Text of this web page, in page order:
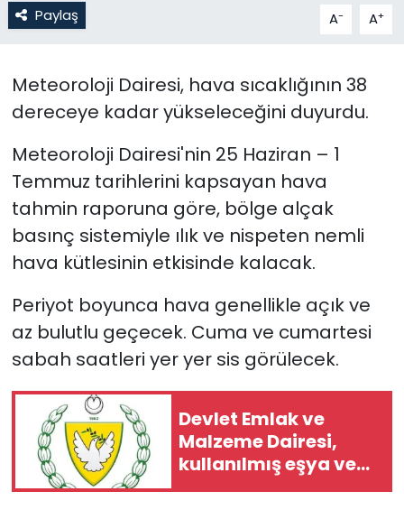
Paylaş A- A+
Meteoroloji Dairesi, hava sıcaklığının 38
dereceye kadar yükseleceğini duyurdu.
Meteoroloji Dairesi'nin 25 Haziran – 1
Temmuz tarihlerini kapsayan hava
tahmin raporuna göre, bölge alçak
basınç sistemiyle ılık ve nispeten nemli
hava kütlesinin etkisinde kalacak.
Periyot boyunca hava genellikle açık ve
az bulutlu geçecek. Cuma ve cumartesi
sabah saatleri yer yer sis görülecek.
Devlet Emlak ve
Malzeme Dairesi,
kullanılmış eşya ve
içkileri perakende
Moda
Nöbetçi Eczaneler
Otomobil Dünyası
Politika
SAĞLIK
Spor
Teknoloji
TÜRKiYE
Video Galeri
YAŞAM
Yazarlar